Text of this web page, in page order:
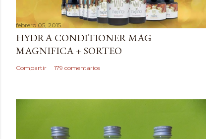
febrero 05, 2015
HYDRA CONDITIONER MAG
MAGNIFICA + SORTEO
Compartir 179 comentarios